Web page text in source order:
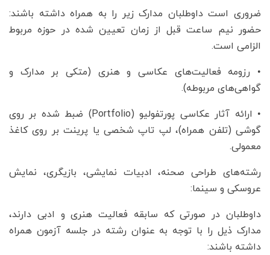
ضروری است داوطلبان مدارک زیر را به همراه داشته باشند:
حضور نیم ساعت قبل از زمان تعیین شده در حوزه مربوط
الزامی است.
• رزومه فعالیت‌های عکاسی و هنری (متکی بر مدارک و
گواهی‌های مربوطه).
• ارائه آثار عکاسی پورتفولیو (Portfolio) ضبط شده بر روی
گوشی (تلفن همراه)، لپ تاپ شخصی یا پرینت بر روی کاغذ
معمولی.
رشته‌های طراحی صحنه، ادبیات نمایشی، بازیگری، نمایش
عروسکی و سینما:
داوطلبان در صورتی که سابقه فعالیت هنری و ادبی دارند،
مدارک ذیل را با توجه به عنوان رشته در جلسه آزمون همراه
داشته باشند: